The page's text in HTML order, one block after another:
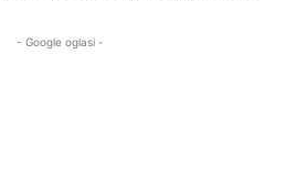
- Google oglasi -